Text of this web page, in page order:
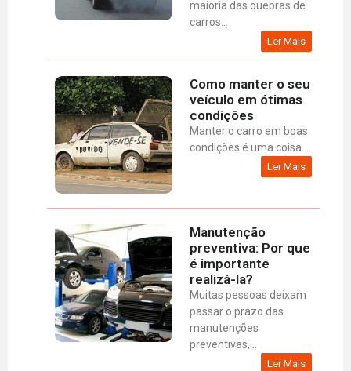
maioria das quebras de
carros...
Ler Mais
Como manter o seu
veículo em ótimas
condições
Manter o carro em boas
condições é uma coisa...
Ler Mais
Manutenção
preventiva: Por que
é importante
realizá-la?
Muitas pessoas deixam
passar o prazo das
manutenções
preventivas,...
Ler Mais